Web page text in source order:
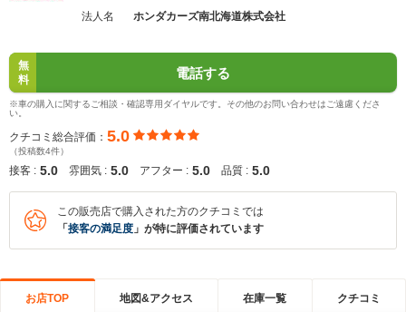
法人名
ホンダカーズ南北海道株式会社
無
料
電話する
※車の購入に関するご相談・確認専用ダイヤルです。その他のお問い合わせはご遠慮くださ
い。
クチコミ総合評価： 5.0
（投稿数4件）
接客 : 5.0 雰囲気 : 5.0 アフター : 5.0 品質 : 5.0
この販売店で購入された方のクチコミでは
「 接客の満足度 」が特に評価されています
お店TOP 地図&アクセス 在庫一覧 クチコミ